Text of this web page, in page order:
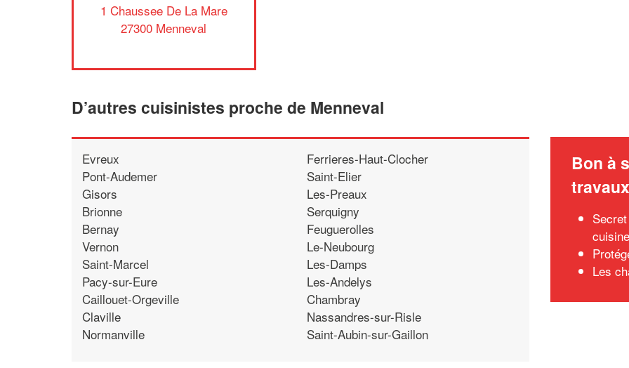
1 Chaussee De La Mare
27300 Menneval
D’autres cuisinistes proche de Menneval
Evreux
Pont-Audemer
Gisors
Brionne
Bernay
Vernon
Saint-Marcel
Pacy-sur-Eure
Caillouet-Orgeville
Claville
Normanville
Ferrieres-Haut-Clocher
Saint-Elier
Les-Preaux
Serquigny
Feuguerolles
Le-Neubourg
Les-Damps
Les-Andelys
Chambray
Nassandres-sur-Risle
Saint-Aubin-sur-Gaillon
Bon à
travaux
cuisine
Les